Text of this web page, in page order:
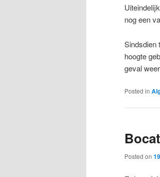
nog een
Sindsdien
hoogte
geval
Posted in
Posted on